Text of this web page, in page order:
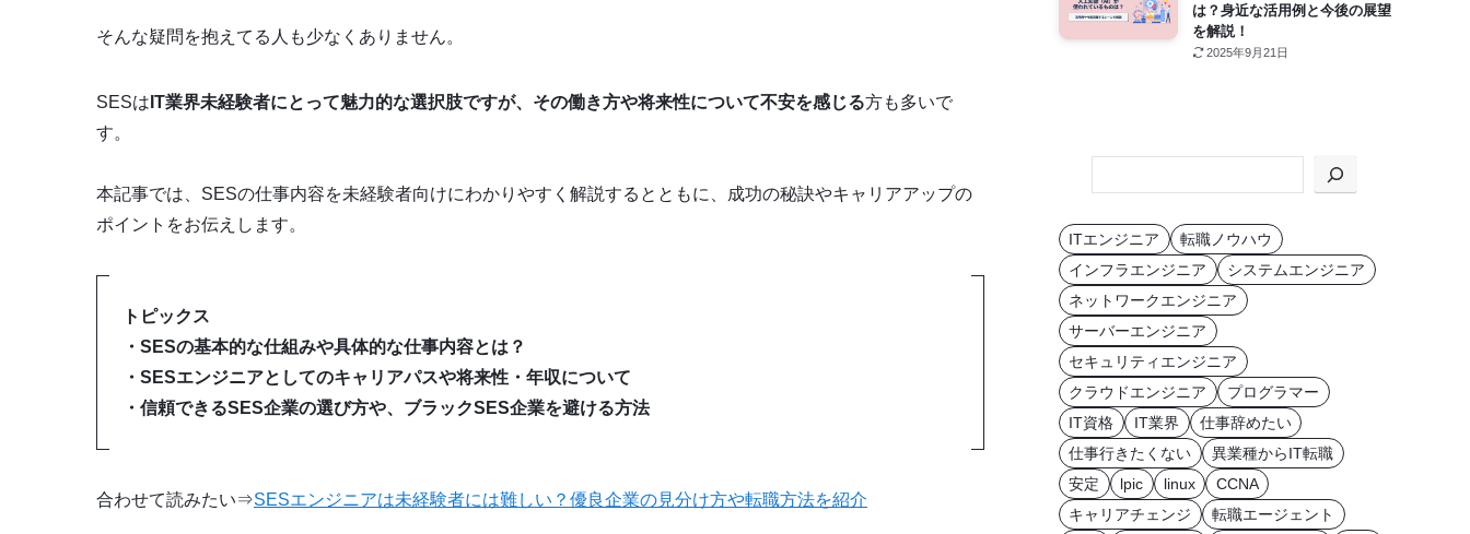
そんな疑問を抱えてる人も少なくありません。
SESは IT業界未経験者にとって魅力的な選択肢ですが、その働き方や将来性について不安を感じる方も多いで
す。
本記事では、SESの仕事内容を未経験者向けにわかりやすく解説するとともに、成功の秘訣やキャリアアップの
ポイントをお伝えします。
トピックス
・SESの基本的な仕組みや具体的な仕事内容とは？
・SESエンジニアとしてのキャリアパスや将来性・年収について
・信頼できるSES企業の選び方や、ブラックSES企業を避ける方法
合わせて読みたい⇒SESエンジニアは未経験者には難しい？優良企業の見分け方や転職方法を紹介
は？身近な活用例と今後の展望
を解説！
2025年9月21日
ら
探
す
ITエンジニア
転職ノウハウ
インフラエンジニア
システムエンジニア
ネットワークエンジニア
サーバーエンジニア
セキュリティエンジニア
クラウドエンジニア
プログラマー
IT資格
IT業界
仕事辞めたい
仕事行きたくない
異業種からIT転職
安定
lpic linux
CCNA
キャリアチェンジ
転職エージェント